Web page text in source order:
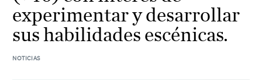
experimentar y desarrollar
sus habilidades escénicas.
NOTICIAS